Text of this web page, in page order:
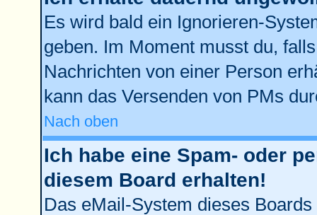
Es wird bald ein Ignorieren-
geben. Im Moment musst du,
Nachrichten von einer Person
kann das Versenden von PMs
Nach oben
Ich habe eine Spam- oder
diesem Board erhalten!
Das eMail-System dieses